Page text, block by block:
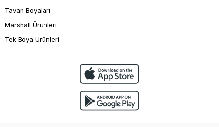
Tavan Boyaları
Marshall Ürünleri
Tek Boya Ürünleri